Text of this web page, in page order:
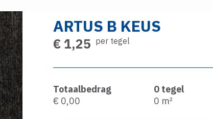
ARTUS B KEUS
€ 1,25 per tegel
Totaalbedrag
€ 0,00
0 tegel
0 m²